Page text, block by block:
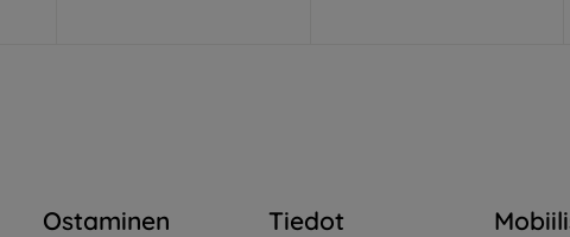
Ostaminen Tiedot